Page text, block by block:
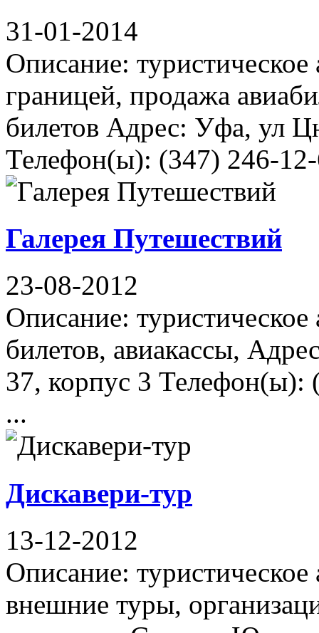
31-01-2014
Описание: туристическое
границей, продажа
билетов Адрес: Уфа, ул
Телефон(ы): (347) 246-
Галерея Путешествий
23-08-2012
Описание: туристическое
билетов, авиакассы,
37, корпус 3 Телефон(ы):
...
Дискавери-тур
13-12-2012
Описание: туристическое
внешние туры,